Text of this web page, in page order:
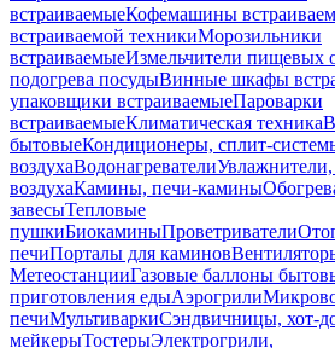
встраиваемыеКофемашины
встраиваемой техникиМорозильники
встраиваемыеИзмельчители пищевых
подогрева посудыВинные шкафы
упаковщики встраиваемыеПароварки
встраиваемыеКлиматическая техника
бытовыеКондиционеры, сплит-
воздухаВодонагревателиУвлажнители,
воздухаКамины, печи-камины
завесыТепловые
пушкиБиокаминыПроветриватели
печиПорталы для каминов
МетеостанцииГазовые баллоны
приготовления едыАэрогрили
печиМультиваркиСэндвичницы, хот-
мейкерыТостерыЭлектрогрили,